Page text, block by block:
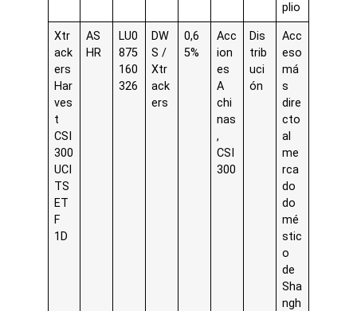
plio
Xtr
ack
ers
Har
ves
t
CSI
300
UCI
TS
ET
F
1D
AS
HR
LU0
875
160
326
DW
S /
Xtr
ack
ers
0,6
5%
Acc
ion
es
A
chi
nas
,
CSI
300
Dis
trib
uci
ón
Acc
eso
má
s
dire
cto
al
me
rca
do
do
mé
stic
o
de
Sha
ngh